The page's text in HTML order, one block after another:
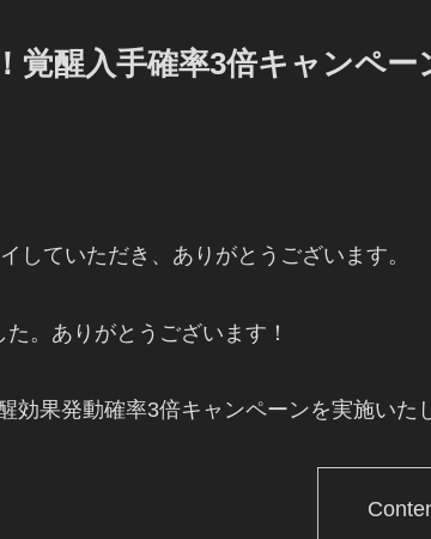
覚醒入手確率3倍キャンペ
していただき、ありがとうございます。
。ありがとうございます！
効果発動確率3倍キャンペーンを実施いた